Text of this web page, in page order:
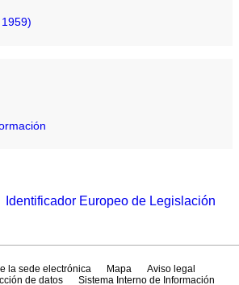
Identificador Europeo de Legislación
la sede electrónica Mapa
Aviso legal
de datos Sistema Interno de Información